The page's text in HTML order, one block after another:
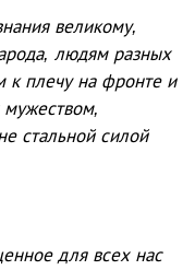
великому,
людям разных
к плечу на фронте и
стальной силой
для всех нас